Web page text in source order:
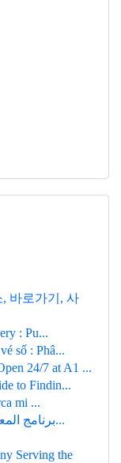
바로가기, 사
: Pu...
số : Phâ...
24/7 at A1 ...
to Findin...
mi ...
برنامج المعاون إدارة الحضور والانصراف والان...
Serving the